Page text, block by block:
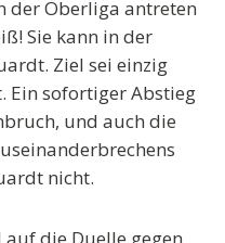
der Oberliga antreten
Sie kann in der
Ziel sei einzig
Ein sofortiger Abstieg
und auch die
nicht.